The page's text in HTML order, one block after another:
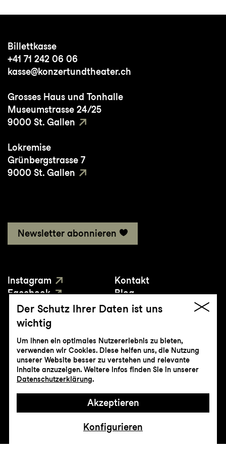
Billettkasse
+41 71 242 06 06
kasse@konzertundtheater.ch
Grosses Haus und Tonhalle
Museumstrasse 24/25
9000 St. Gallen
Lokremise
Grünbergstrasse 7
9000 St. Gallen
Newsletter abonnieren
Instagram
Facebook
YouTube
Kontakt
Blog
Presse
© Genossenschaft Konzert und Theater
St.Gallen
Impressum
Datenschutz AGB Intranet
Der Schutz Ihrer Daten ist uns
wichtig
Um Ihnen ein optimales Nutzererlebnis zu bieten,
verwenden wir Cookies. Diese helfen uns, die Nutzung
unserer Website besser zu verstehen und relevante
Inhalte anzuzeigen. Weitere Infos finden Sie in unserer
Datenschutzerklärung.
Akzeptieren
Konfigurieren